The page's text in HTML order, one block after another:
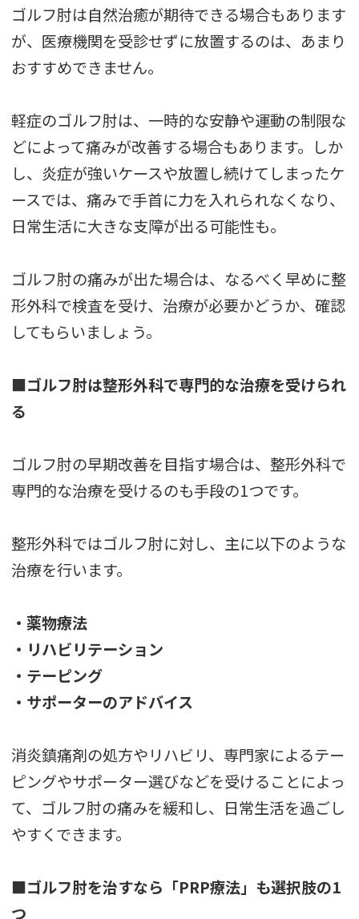
ゴルフ肘は自然治癒が期待できる場合もあります
が、医療機関を受診せずに放置するのは、あまり
おすすめできません。
軽症のゴルフ肘は、一時的な安静や運動の制限な
どによって痛みが改善する場合もあります。しか
し、炎症が強いケースや放置し続けてしまったケ
ースでは、痛みで手首に力を入れられなくなり、
日常生活に大きな支障が出る可能性も。
ゴルフ肘の痛みが出た場合は、なるべく早めに整
形外科で検査を受け、治療が必要かどうか、確認
してもらいましょう。
■ゴルフ肘は整形外科で専門的な治療を受けられ
る
ゴルフ肘の早期改善を目指す場合は、整形外科で
専門的な治療を受けるのも手段の1つです。
整形外科ではゴルフ肘に対し、主に以下のような
治療を行います。
・薬物療法
・リハビリテーション
・テーピング
・サポーターのアドバイス
消炎鎮痛剤の処方やリハビリ、専門家によるテー
ピングやサポーター選びなどを受けることによっ
て、ゴルフ肘の痛みを緩和し、日常生活を過ごし
やすくできます。
■ゴルフ肘を治すなら「PRP療法」も選択肢の1
つ